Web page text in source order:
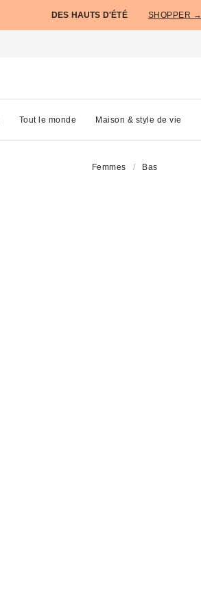
DES HAUTS D'ÉTÉ SHOPPER →
Tout le monde Maison & style de vie
Femmes Bas